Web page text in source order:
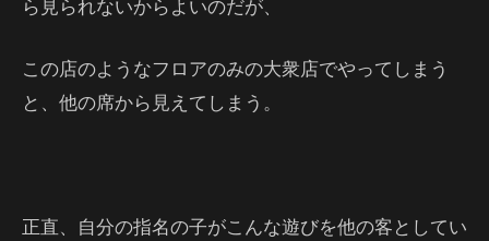
ら見られないからよいのだが、
この店のようなフロアのみの大衆店でやってしまう
と、他の席から見えてしまう。
正直、自分の指名の子がこんな遊びを他の客としてい